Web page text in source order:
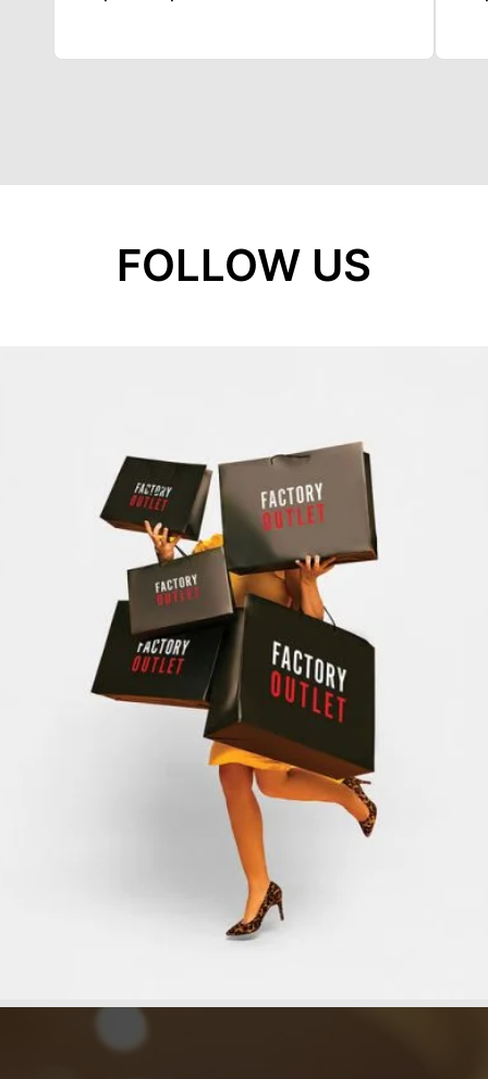
FOLLOW US